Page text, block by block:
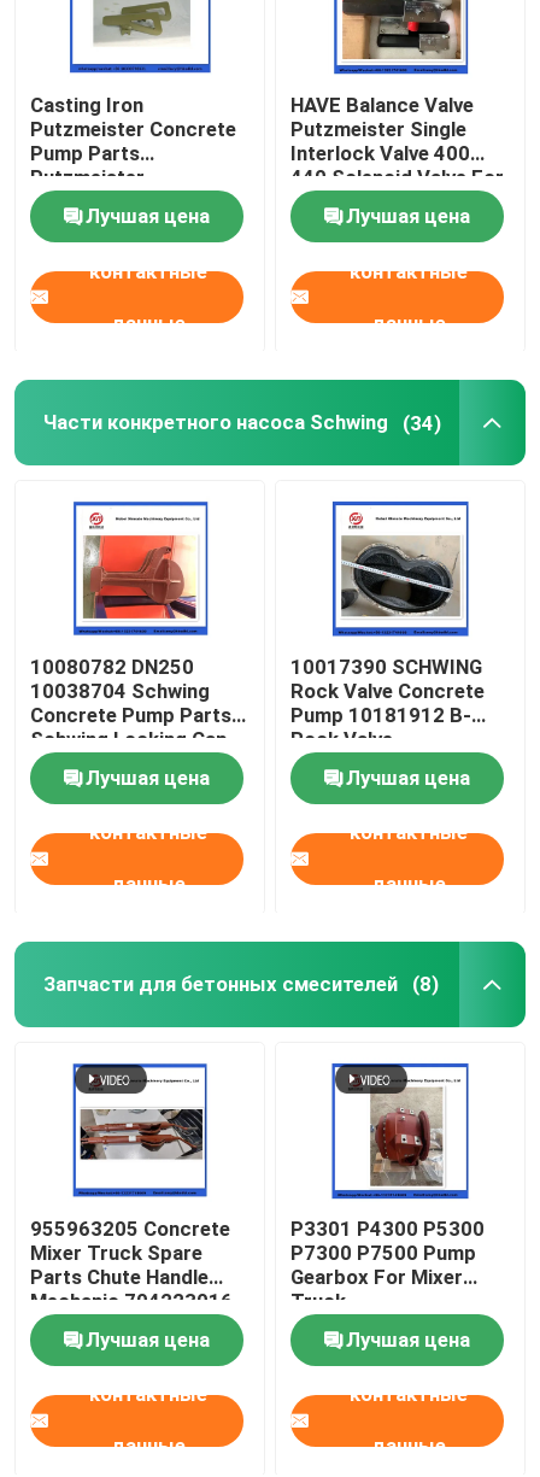
Насос рекстода
Части конкретного насоса Zoomlion
Аксессуары для бетонных насосов
Используемая тележка конкретного насоса
Casting Iron
Putzmeister Concrete
Pump Parts
Putzmeister
Agitatoring Paddles
Лучшая цена
контактные
данные
HAVE Balance Valve
Putzmeister Single
Interlock Valve 400
440 Solenoid Valve For
Concrete Pump
Лучшая цена
контактные
данные
Части конкретного насоса Schwing (34)
10080782 DN250
10038704 Schwing
Concrete Pump Parts
Schwing Locking Cap
Лучшая цена
контактные
данные
10017390 SCHWING
Rock Valve Concrete
Pump 10181912 B-
Rock Valve
220/180/10059467
210/180Лучшая цена
контактные
данные
Запчасти для бетонных смесителей (8)
955963205 Concrete
Mixer Truck Spare
Parts Chute Handle
Mechanic 704223016
Лучшая цена
контактные
данные
P3301 P4300 P5300
P7300 P7500 Pump
Gearbox For Mixer
Truck
Лучшая цена
контактные
данные